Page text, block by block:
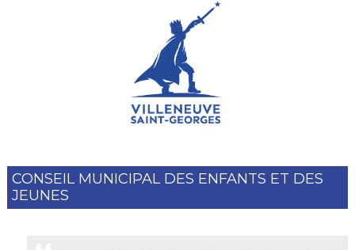
CONSEIL MUNICIPAL DES ENFANTS ET DES
JEUNES